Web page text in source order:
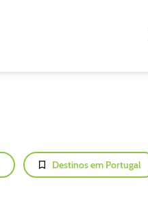
Destinos em Portugal